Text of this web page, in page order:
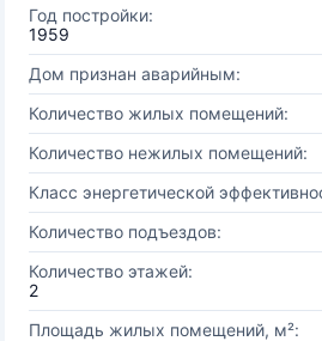
Год постройки:
1959
Дом признан аварийным:
Количество жилых помещений:
Количество нежилых помещений:
Класс энергетической
Количество подъездов:
Количество этажей:
2
Площадь жилых помещений, м²: